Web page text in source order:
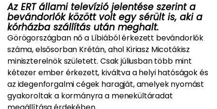
Az ERT állami televízió jelentése szerint a
bevándorlók között volt egy sérült is, aki a
kórházba szállítás után meghalt.
Görögországban nő a Líbiából érkezett bevándorlók
száma, elsősorban Krétán, ahol Kiriasz Micotákisz
miniszterelnök született. Csak júliusban több mint
kétezer ember érkezett, kiváltva a helyi hatóságok és
az idegenforgalmi cégek haragját, amelyek nyomást
gyakoroltak a kormányra a menekültáradat